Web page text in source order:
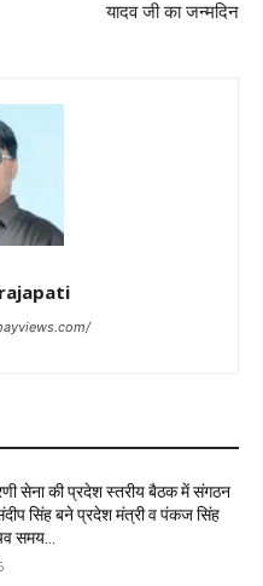
यादव जी का जन्मदिन
सेना की प्रदेश स्तरीय बैठक में संगठन
सिंह बने प्रदेश मंत्री व पंकज सिंह
समय...